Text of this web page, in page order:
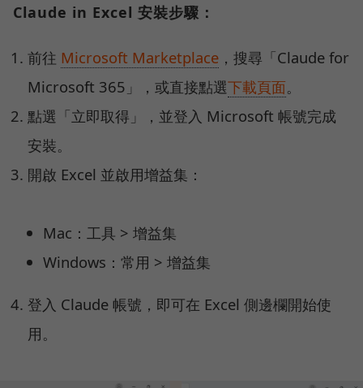
Claude in Excel 安裝步驟：
前往 Microsoft Marketplace ，搜尋「Claude for
Microsoft 365」，或直接點選下載頁面。
點選「立即取得」，並登入 Microsoft 帳號完成
安裝。
開啟 Excel 並啟用增益集：
Mac：工具 > 增益集
Windows：常用 > 增益集
登入 Claude 帳號，即可在 Excel 側邊欄開始使
用。